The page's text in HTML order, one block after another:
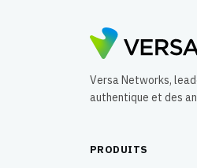
Versa Networks,
authentique et des
PRODUITS